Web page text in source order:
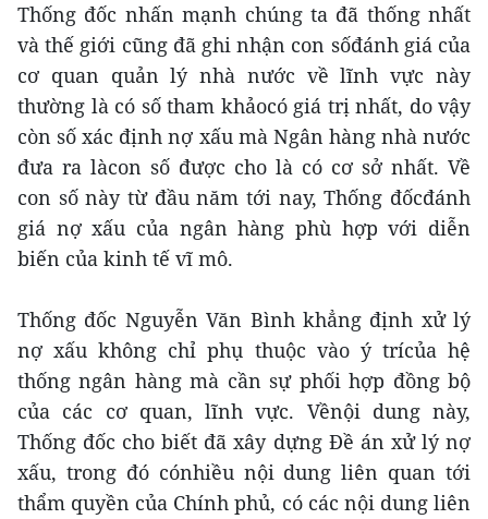
Thống đốc nhấn mạnh chúng ta đã thống nhất
và thế giới cũng đã ghi nhận con sốđánh giá của
cơ quan quản lý nhà nước về lĩnh vực này
thường là có số tham khảocó giá trị nhất, do vậy
còn số xác định nợ xấu mà Ngân hàng nhà nước
đưa ra làcon số được cho là có cơ sở nhất. Về
con số này từ đầu năm tới nay, Thống đốcđánh
giá nợ xấu của ngân hàng phù hợp với diễn
biến của kinh tế vĩ mô.
Thống đốc Nguyễn Văn Bình khẳng định xử lý
nợ xấu không chỉ phụ thuộc vào ý trícủa hệ
thống ngân hàng mà cần sự phối hợp đồng bộ
của các cơ quan, lĩnh vực. Vềnội dung này,
Thống đốc cho biết đã xây dựng Đề án xử lý nợ
xấu, trong đó cónhiều nội dung liên quan tới
thẩm quyền của Chính phủ, có các nội dung liên